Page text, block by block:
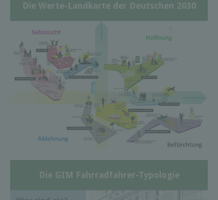
Die Werte-Landkarte der Deutschen 2030
Die GIM Fahrradfahrer-Typologie